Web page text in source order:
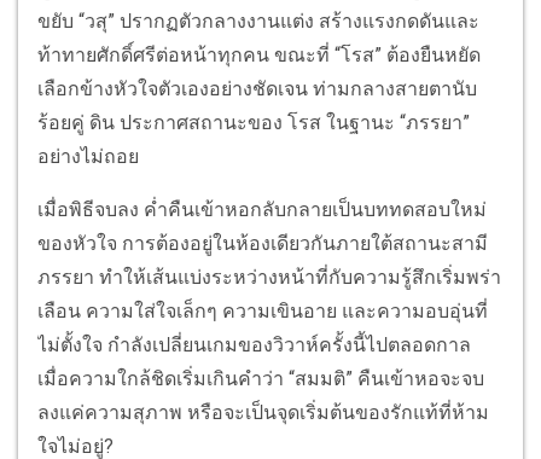
ขยับ “วสุ” ปรากฏตัวกลางงานแต่ง สร้างแรงกดดันและ
ท้าทายศักดิ์ศรีต่อหน้าทุกคน ขณะที่ “โรส” ต้องยืนหยัด
เลือกข้างหัวใจตัวเองอย่างชัดเจน ท่ามกลางสายตานับ
ร้อยคู่ ดิน ประกาศสถานะของ โรส ในฐานะ “ภรรยา”
อย่างไม่ถอย
เมื่อพิธีจบลง ค่ำคืนเข้าหอกลับกลายเป็นบททดสอบใหม่
ของหัวใจ การต้องอยู่ในห้องเดียวกันภายใต้สถานะสามี
ภรรยา ทำให้เส้นแบ่งระหว่างหน้าที่กับความรู้สึกเริ่มพร่า
เลือน ความใส่ใจเล็กๆ ความเขินอาย และความอบอุ่นที่
ไม่ตั้งใจ กำลังเปลี่ยนเกมของวิวาห์ครั้งนี้ไปตลอดกาล
เมื่อความใกล้ชิดเริ่มเกินคำว่า “สมมติ” คืนเข้าหอจะจบ
ลงแค่ความสุภาพ หรือจะเป็นจุดเริ่มต้นของรักแท้ที่ห้าม
ใจไม่อยู่?